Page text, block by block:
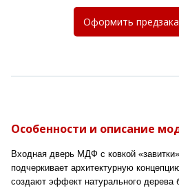
Оформить
Особенности и описание
Входная дверь МДФ с ковкой
подчеркивает архитектурную
создают эффект натурального дерева